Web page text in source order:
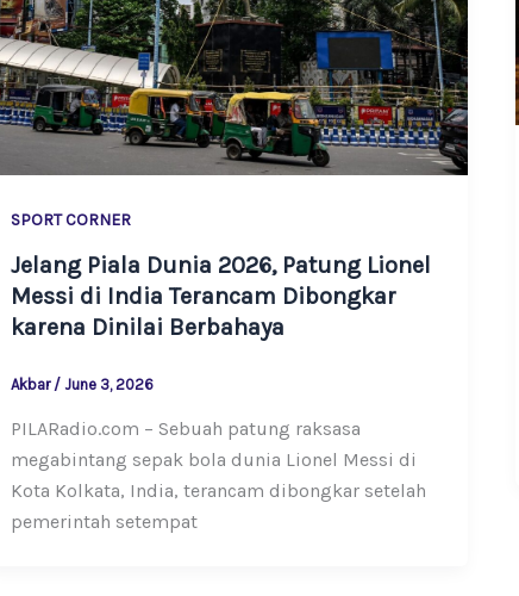
SPORT CORNER
Jelang Piala Dunia 2026, Patung Lionel
Messi di India Terancam Dibongkar
karena Dinilai Berbahaya
Akbar / June 3, 2026
PILARadio.com – Sebuah patung raksasa
megabintang sepak bola dunia Lionel Messi di
Kota Kolkata, India, terancam dibongkar setelah
pemerintah setempat